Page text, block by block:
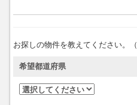
お探しの物件を教えてください。（
希望都道府県